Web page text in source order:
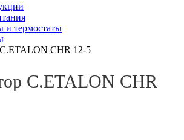
и термостаты
CHR 12-5
C.ETALON CHR